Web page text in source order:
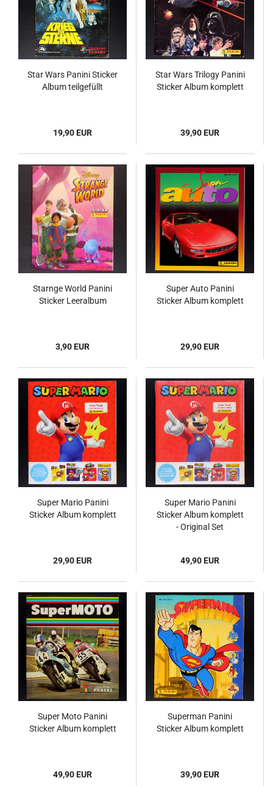
Star Wars Panini Sticker
Album teilgefüllt
19,90 EUR
Star Wars Trilogy Panini
Sticker Album komplett
39,90 EUR
Starnge World Panini
Sticker Leeralbum
3,90 EUR
Super Auto Panini
Sticker Album komplett
29,90 EUR
Super Mario Panini
Sticker Album komplett
29,90 EUR
Super Mario Panini
Sticker Album komplett
- Original Set
49,90 EUR
Super Moto Panini
Sticker Album komplett
49,90 EUR
Superman Panini
Sticker Album komplett
39,90 EUR